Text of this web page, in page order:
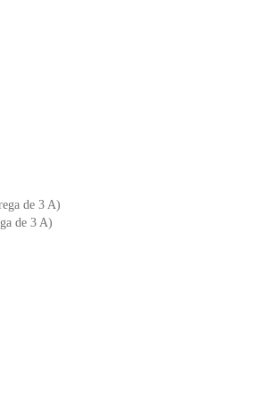
de 3 A)
de 3 A)